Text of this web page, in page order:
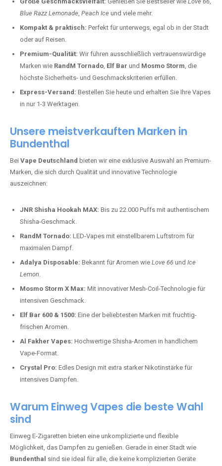
Blue Razz Lemonade, Peach Ice und viele mehr.
Kompakt & praktisch: Perfekt für unterwegs, egal ob in der Stadt
oder auf Reisen.
Premium-Qualität: Wir führen ausschließlich vertrauenswürdige
Marken wie RandM Tornado, Elf Bar und Mosmo Storm, die
höchste Sicherheits- und Geschmackskriterien erfüllen.
Express-Versand: Bestellen Sie heute und erhalten Sie Ihre Vapes
in nur 1-3 Werktagen.
Unsere meistverkauften Marken in
Bundenthal
Bei Vape Deutschland bieten wir eine exklusive Auswahl an Premium-
Marken, die sich durch Qualität und innovative Technologie
auszeichnen:
JNR Shisha Hookah MAX: Bis zu 22.000 Puffs mit authentischem
Shisha-Geschmack.
RandM Tornado: LED-Vapes mit einstellbarem Luftstrom für
maximalen Dampf.
Adalya Disposable: Bekannt für Aromen wie Love 66 und Ice
Lemon.
Mosmo Storm X Max: Mit innovativer Mesh-Coil-Technologie für
intensiven Geschmack.
Elf Bar 600 & 1500: Eine der beliebtesten Marken mit fruchtig-
frischen Aromen.
Al Fakher Vapes: Hochwertige Shisha-Aromen in handlichem
Vape-Format.
Crystal Pro: Edles Design mit extra starker Nikotinstärke für
intensives Dampfen.
Warum Einweg Vapes die beste Wahl
sind
Einweg E-Zigaretten bieten eine unkomplizierte und flexible
Möglichkeit, das Dampfen zu genießen. Gerade in einer Stadt wie
Bundenthal sind sie ideal für alle, die keine komplizierten Geräte